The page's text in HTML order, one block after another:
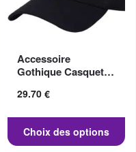
Accessoire
Gothique Casquette
29.70 €
Choix des options
variations. Les options
peuvent être choisies sur la
page du produit